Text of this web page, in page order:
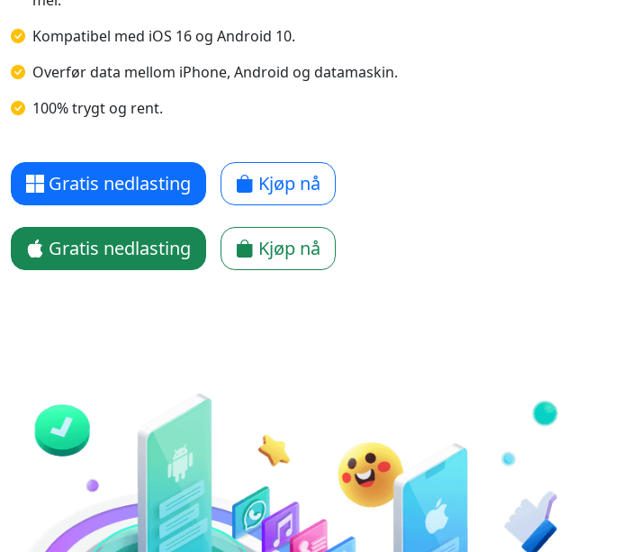
Kompatibel med iOS 16 og Android 10.
Overfør data mellom iPhone, Android og datamaskin.
100% trygt og rent.
Gratis nedlasting Kjøp nå
Gratis nedlasting Kjøp nå